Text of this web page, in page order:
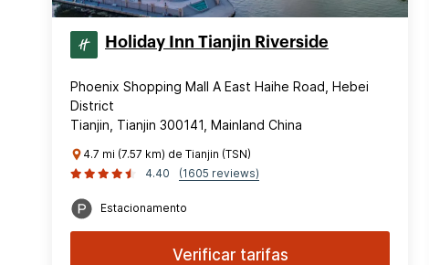
Holiday Inn Tianjin Riverside
Phoenix Shopping Mall A East Haihe Road, Hebei
District
Tianjin, Tianjin 300141, Mainland China
4.7 mi (7.57 km) de Tianjin (TSN)
4.40
(1605 reviews)
Estacionamento
Verificar tarifas